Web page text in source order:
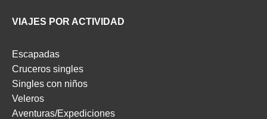
VIAJES POR ACTIVIDAD
Escapadas
Cruceros singles
Singles con niños
Veleros
Aventuras/Expediciones